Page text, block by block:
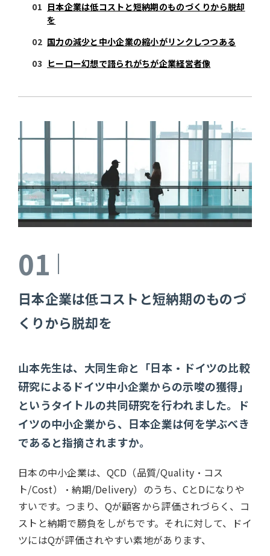
日本企業は低コストと短納期のものづくりから脱却
を
国力の減少と中小企業の縮小がリンクしつつある
ヒーロー幻想で語られがちが企業経営者像
01
日本企業は低コストと短納期のものづ
くりから脱却を
山本先生は、大同生命と「日本・ドイツの比較
研究によるドイツ中小企業からの示唆の獲得」
というタイトルの共同研究を行われました。ド
イツの中小企業から、日本企業は何を学ぶべき
であると指摘されますか。
日本の中小企業は、 QCD （品質/Quality ・コス
ト/Cost）・納期/Delivery）のうち、 CとDになりや
すいです。つまり、 Qが顧客から評価されづらく、コ
ストと納期で勝負をしがちです。それに対して、ドイ
ツにはQが評価されやすい素地があります、